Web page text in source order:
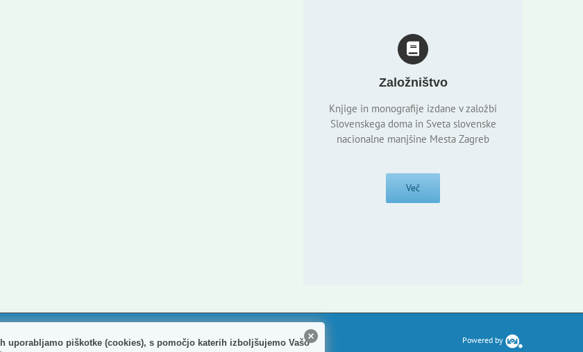
Založništvo
Knjige in monografije izdane v založbi
Slovenskega doma in Sveta slovenske
nacionalne manjšine Mesta Zagreb
Več
pridržane. Powered by
uporabljamo piškotke (cookies), s pomočjo katerih izboljšujemo Vašo